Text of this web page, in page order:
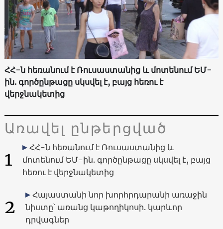
ՀՀ-ն հեռանում է Ռուսաստանից և մոտենում ԵՄ-
ին. գործընթացը սկսվել է, բայց հեռու է
վերջնակետից
Առավել ընթերցված
1
ՀՀ-ն հեռանում է Ռուսաստանից և
մոտենում ԵՄ-ին. գործընթացը սկսվել է, բայց
հեռու է վերջնակետից
2
Հայաստանի նոր խորհրդարանի առաջին
նիստը՝ առանց կաթողիկոսի. կարևոր
դրվագներ